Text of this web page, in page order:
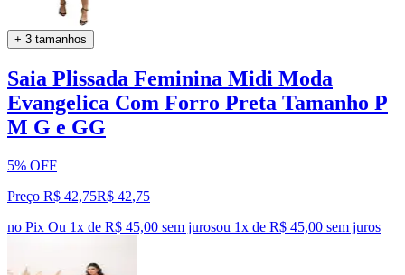
+ 3 tamanhos
Saia Plissada Feminina Midi Moda
Evangelica Com Forro Preta Tamanho P
M G e GG
5% OFF
Preço R$ 42,75R$ 42,75
no Pix Ou 1x de R$ 45,00 sem jurosou 1x de R$ 45,00 sem juros